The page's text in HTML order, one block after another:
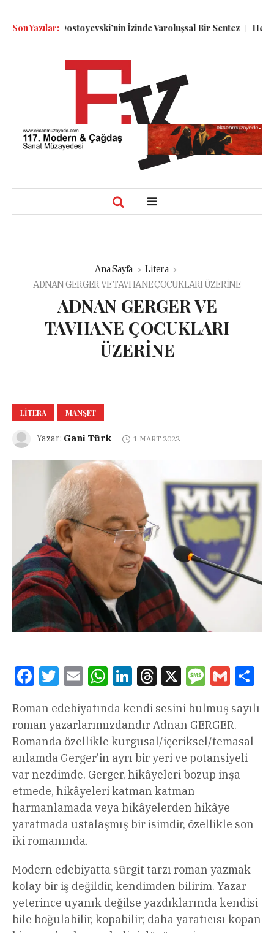
Son Yazılar:
ve Dostoyevski’nin İzinde Varoluşsal Bir Sentez Herbert
Ana Sayfa
Litera
ADNAN GERGER VE TAVHANE ÇOCUKLARI ÜZERİNE
ADNAN GERGER VE
TAVHANE ÇOCUKLARI
ÜZERİNE
LITERA MANŞET
Yazar: Gani Türk 1 MART 2022
FacebookTwitterEmail WhatsAppLinkedInThreads
X Message
Gmail
Roman edebiyatında kendi sesini bulmuş sayılı
roman yazarlarımızdandır Adnan GERGER.
Romanda özellikle kurgusal/içeriksel/temasal
anlamda Gerger’in ayrı bir yeri ve potansiyeli
var nezdimde. Gerger, hikâyeleri bozup inşa
etmede, hikâyeleri katman katman
harmanlamada veya hikâyelerden hikâye
yaratmada ustalaşmış bir isimdir, özellikle son
iki romanında.
Modern edebiyatta sürgit tarzı roman yazmak
kolay bir iş değildir, kendimden bilirim. Yazar
yeterince uyanık değilse yazdıklarında kendisi
bile boğulabilir, kopabilir; daha yaratıcısı kopan